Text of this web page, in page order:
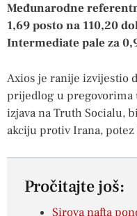
Međunarodne
1,69 posto na 110,20
Intermediate pale za
Axios je ranije izvijestio
prijedlog u pregovorima
izjava na Truth Socialu,
akciju protiv Irana,
Pročitajte još:
Sirova nafta